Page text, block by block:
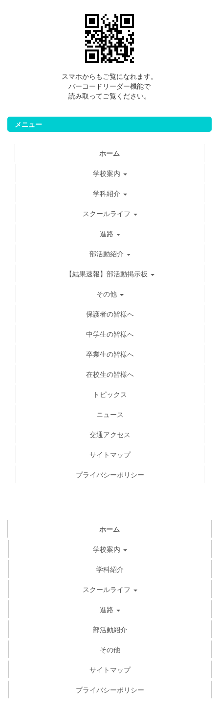
スマホからもご覧になれます。
バーコードリーダー機能で
読み取ってご覧ください。
メニュー
ホーム
学校案内
学科紹介
スクールライフ
進路
部活動紹介
【結果速報】部活動掲示板
その他
保護者の皆様へ
中学生の皆様へ
卒業生の皆様へ
在校生の皆様へ
トピックス
ニュース
交通アクセス
サイトマップ
プライバシーポリシー
ホーム
学校案内
学科紹介
スクールライフ
進路
部活動紹介
その他
サイトマップ
プライバシーポリシー